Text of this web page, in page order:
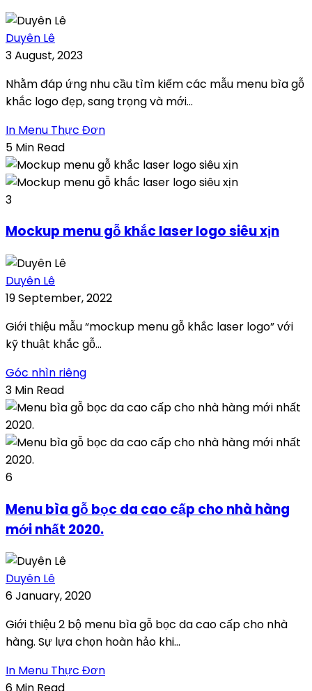
Duyên Lê
3 August, 2023
Nhằm đáp ứng nhu cầu tìm kiếm các mẫu menu bìa gỗ
khắc logo đẹp, sang trọng và mới...
In Menu Thực Đơn
5 Min Read
3
Mockup menu gỗ khắc laser logo siêu xịn
Duyên Lê
19 September, 2022
Giới thiệu mẫu “mockup menu gỗ khắc laser logo” với
kỹ thuật khắc gỗ...
Góc nhìn riêng
3 Min Read
6
Menu bìa gỗ bọc da cao cấp cho nhà hàng
mới nhất 2020.
Duyên Lê
6 January, 2020
Giới thiệu 2 bộ menu bìa gỗ bọc da cao cấp cho nhà
hàng. Sự lựa chọn hoàn hảo khi...
In Menu Thực Đơn